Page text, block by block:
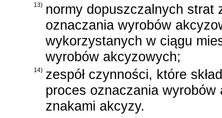
13) normy dopuszczalnych strat
oznaczania wyrobów
wykorzystanych w ciągu
wyrobów akcyzowych;
14) zespół czynności, które
proces oznaczania wyrobów
znakami akcyzy.